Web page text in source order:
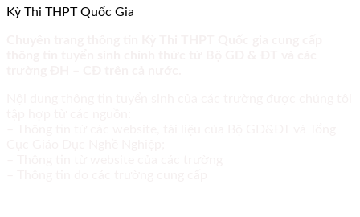
Kỳ Thi THPT Quốc Gia